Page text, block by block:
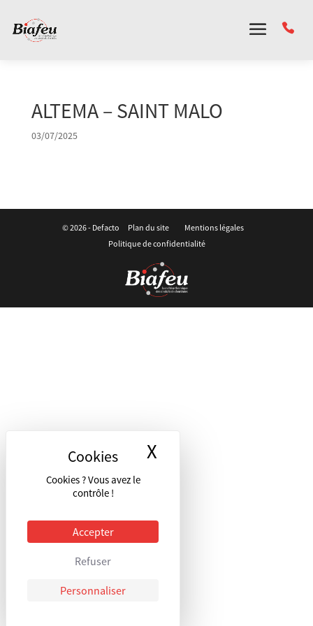
Cookies ? Vous avez le
contrôle !
Accepter
Refuser
Personnaliser
X
ALTEMA – SAINT MALO
03/07/2025
© 2026 - Defacto Plan du site
Mentions légales
Politique de confidentialité